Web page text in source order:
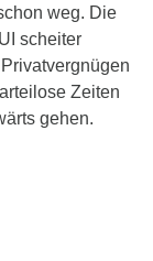
weg. Die
scheiter
Zeiten
gehen.